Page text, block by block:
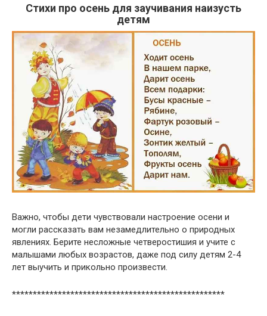
Стихи про осень для заучивания наизусть
детям
Важно, чтобы дети чувствовали настроение осени и
могли рассказать вам незамедлительно о природных
явлениях. Берите несложные четверостишия и учите с
малышами любых возрастов, даже под силу детям 2-4
лет выучить и прикольно произвести.
***************************************************